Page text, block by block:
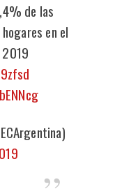
de las
en el